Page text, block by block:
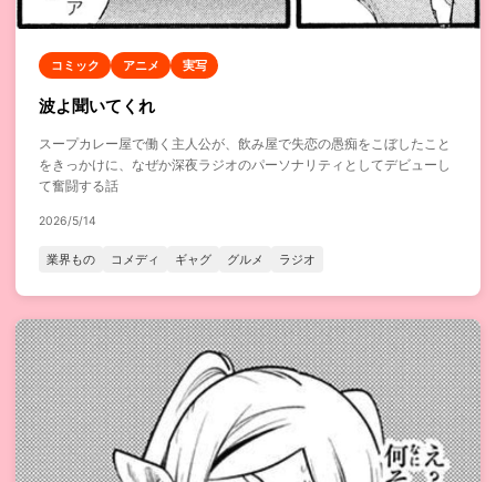
コミック アニメ 実写
波よ聞いてくれ
スープカレー屋で働く主人公が、飲み屋で失恋の愚痴をこぼしたこと
をきっかけに、なぜか深夜ラジオのパーソナリティとしてデビューし
て奮闘する話
2026/5/14
業界もの コメディ ギャグ グルメ ラジオ